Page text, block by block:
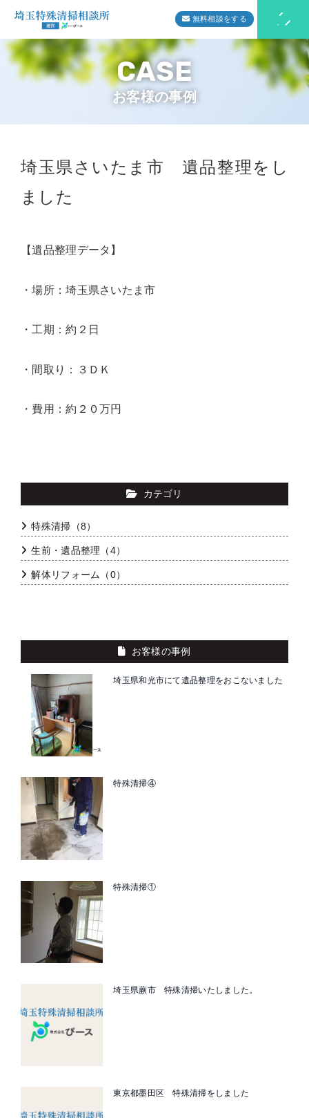
無料相談をする
お客様の事例
埼玉県さいたま市 遺品整理をし
ました
【遺品整理データ】
・場所：埼玉県さいたま市
・工期：約２日
・間取り：３ＤＫ
・費用：約２０万円
カテゴリ
特殊清掃（8）
生前・遺品整理（4）
解体リフォーム（0）
お客様の事例
埼玉県和光市にて遺品整理をおこないました
特殊清掃④
特殊清掃①
埼玉県蕨市 特殊清掃いたしました。
東京都墨田区 特殊清掃をしました